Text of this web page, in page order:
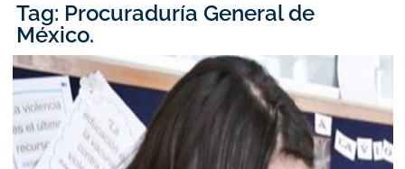
Tag: Procuraduría General de
México.